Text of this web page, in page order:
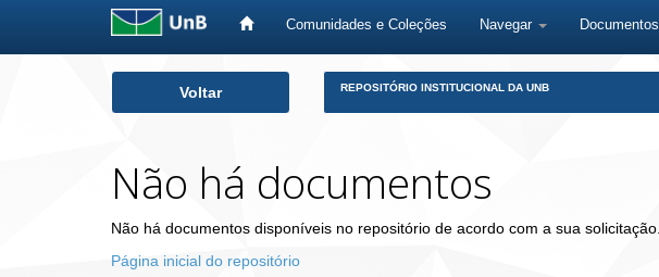
Comunidades e Coleções Navegar Documentos
Voltar REPOSITÓRIO INSTITUCIONAL DA UNB
Não há documentos
Não há documentos disponíveis no repositório de acordo com a sua solicitação.
Página inicial do repositório